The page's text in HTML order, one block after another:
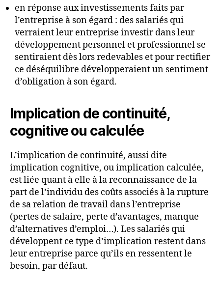
en réponse aux investissements faits par
l’entreprise à son égard : des salariés qui
verraient leur entreprise investir dans leur
développement personnel et professionnel se
sentiraient dès lors redevables et pour rectifier
ce déséquilibre développeraient un sentiment
d’obligation à son égard.
Implication de continuité,
cognitive ou calculée
L’implication de continuité, aussi dite
implication cognitive, ou implication calculée,
est liée quant à elle à la reconnaissance de la
part de l’individu des coûts associés à la rupture
de sa relation de travail dans l’entreprise
(pertes de salaire, perte d’avantages, manque
d’alternatives d’emploi…). Les salariés qui
développent ce type d’implication restent dans
leur entreprise parce qu’ils en ressentent le
besoin, par défaut.